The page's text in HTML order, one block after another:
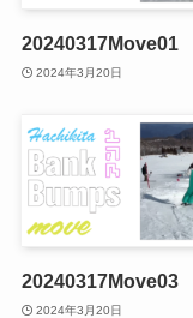
20240317Move01
2024年3月20日
20240317Move03
2024年3月20日